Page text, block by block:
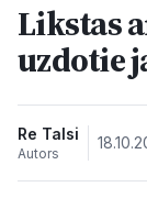
Likstas
uzdotie
Re Talsi
Autors